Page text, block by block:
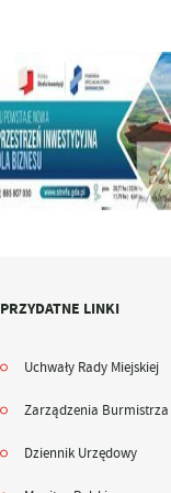
PRZYDATNE LINKI
Uchwały Rady Miejskiej
Zarządzenia Burmistrza
Dziennik Urzędowy